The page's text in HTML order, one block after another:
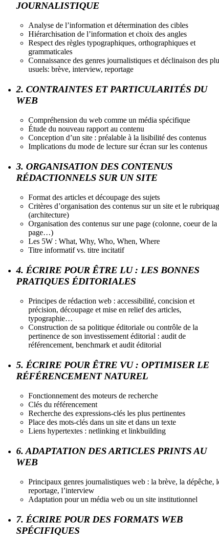
JOURNALISTIQUE
Analyse de l’information et détermination des cibles
Hiérarchisation de l’information et choix des angles
Respect des règles typographiques, orthographiques et
grammaticales
Connaissance des genres journalistiques et déclinaison des
usuels: brève, interview, reportage
2. CONTRAINTES ET PARTICULARITÉS DU
WEB
Compréhension du web comme un média spécifique
Étude du nouveau rapport au contenu
Conception d’un site : préalable à la lisibilité des contenus
Implications du mode de lecture sur écran sur les contenus
3. ORGANISATION DES CONTENUS
RÉDACTIONNELS SUR UN SITE
Format des articles et découpage des sujets
Critères d’organisation des contenus sur un site et le
(architecture)
Organisation des contenus sur une page (colonne, coeur de la
page…)
Les 5W : What, Why, Who, When, Where
Titre informatif vs. titre incitatif
4. ÉCRIRE POUR ÊTRE LU : LES BONNES
PRATIQUES ÉDITORIALES
Principes de rédaction web : accessibilité, concision et
précision, découpage et mise en relief des articles,
typographie…
Construction de sa politique éditoriale ou contrôle de la
pertinence de son investissement éditorial : audit de
référencement, benchmark et audit éditorial
5. ÉCRIRE POUR ÊTRE VU : OPTIMISER LE
RÉFÉRENCEMENT NATUREL
Fonctionnement des moteurs de recherche
Clés du référencement
Recherche des expressions-clés les plus pertinentes
Place des mots-clés dans un site et dans un texte
Liens hypertextes : netlinking et linkbuilding
6. ADAPTATION DES ARTICLES PRINTS AU
WEB
Principaux genres journalistiques web : la brève, la dépêche,
reportage, l’interview
Adaptation pour un média web ou un site institutionnel
7. ÉCRIRE POUR DES FORMATS WEB
SPÉCIFIQUES